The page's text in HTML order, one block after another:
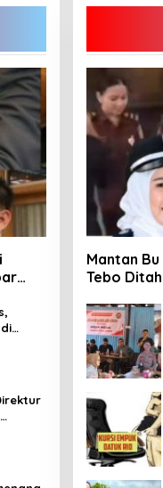
Mantan
Tebo